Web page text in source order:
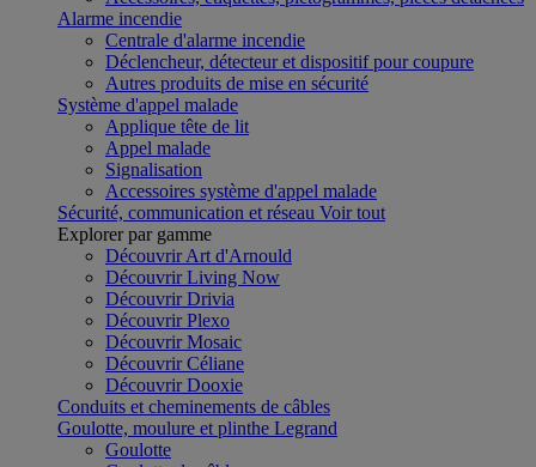
Alarme incendie
Centrale d'alarme incendie
Déclencheur, détecteur et dispositif pour coupure
Autres produits de mise en sécurité
Système d'appel malade
Applique tête de lit
Appel malade
Signalisation
Accessoires système d'appel malade
Sécurité, communication et réseau Voir tout
Explorer par gamme
Découvrir Art d'Arnould
Découvrir Living Now
Découvrir Drivia
Découvrir Plexo
Découvrir Mosaic
Découvrir Céliane
Découvrir Dooxie
Conduits et cheminements de câbles
Goulotte, moulure et plinthe Legrand
Goulotte